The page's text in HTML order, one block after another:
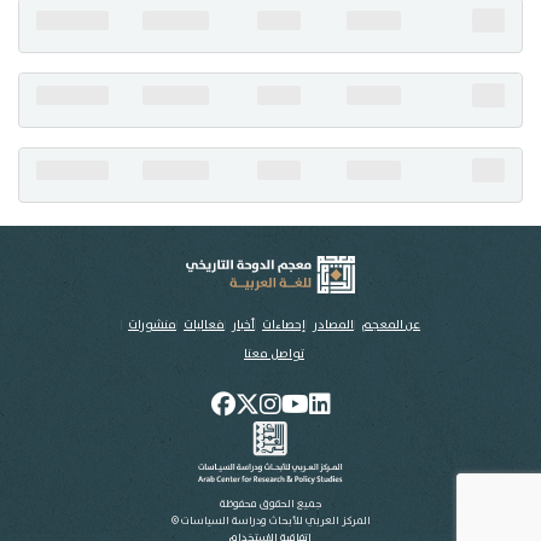
عن المعجم المصادر إحصاءات أخبار فعاليات منشورات
تواصل معنا
جميع الحقوق محفوظة
المركز العربي للأبحاث ودراسة السياسات ©